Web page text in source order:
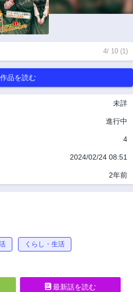
4/ 10 (1)
作品を読む
未詳
進行中
4
2024/02/24 08:51
2年前
くらし・生活
最新話を読む